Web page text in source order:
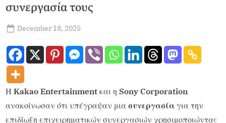
συνεργασία τους
December 18, 2025
Η Kakao Entertainment και η Sony Corporation
ανακοίνωσαν ότι υπέγραψαν μια συνεργασία για την
επιδίωξη επιχειρηματικών συνεργασιών χρησιμοποιώντας